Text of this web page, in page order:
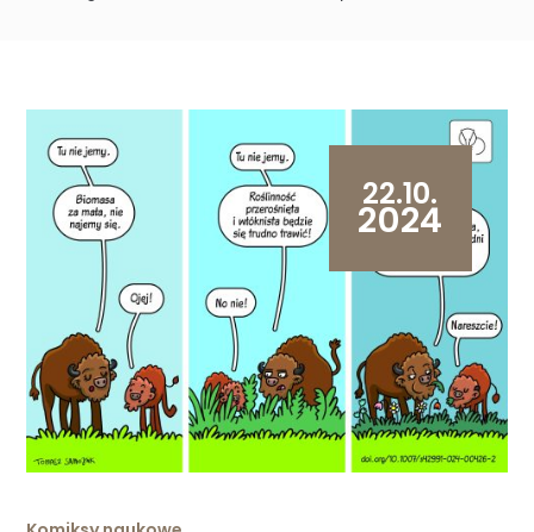
22.10.
2024